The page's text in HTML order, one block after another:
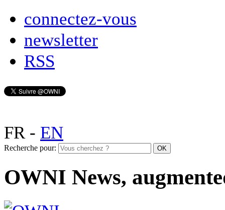
connectez-vous
newsletter
RSS
FR- EN
Recherche pour:
OWNI News,